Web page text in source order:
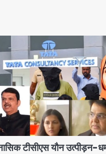
टीसीएस यौन उत्पीड़न-